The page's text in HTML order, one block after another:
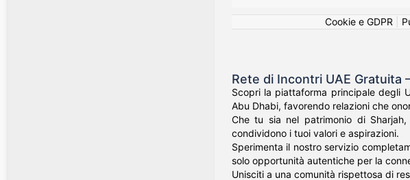
Cookie e GDPR
Rete di Incontri UAE Gratuita
Scopri la piattaforma principale degli
Abu Dhabi, favorendo relazioni che
Che tu sia nel patrimonio di
condividono i tuoi valori e aspirazioni.
Sperimenta il nostro servizio
solo opportunità autentiche per la
Unisciti a una comunità rispettosa di